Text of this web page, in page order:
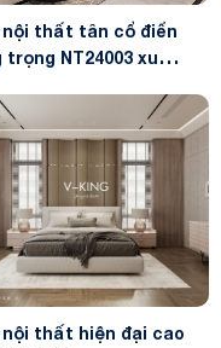
nội thất tân cổ điển
trọng NT24003 xu
nội thất hiện đại cao